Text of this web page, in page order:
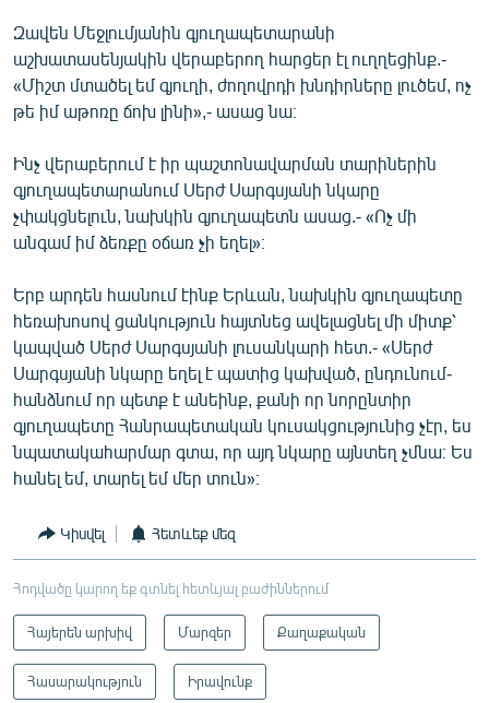
Զավեն Մեջլումյանին գյուղապետարանի
աշխատասենյակին վերաբերող հարցեր էլ ուղղեցինք.-
«Միշտ մտածել եմ գյուղի, ժողովրդի խնդիրները լուծեմ, ոչ
թե իմ աթոռը ճոխ լինի»,- ասաց նա։
Ինչ վերաբերում է իր պաշտոնավարման տարիներին
գյուղապետարանում Սերժ Սարգսյանի նկարը
չփակցնելուն, նախկին գյուղապետն ասաց.- «Ոչ մի
անգամ իմ ձեռքը օճառ չի եղել»։
Երբ արդեն հասնում էինք Երևան, նախկին գյուղապետը
հեռախոսով ցանկություն հայտնեց ավելացնել մի միտք՝
կապված Սերժ Սարգսյանի լուսանկարի հետ.- «Սերժ
Սարգսյանի նկարը եղել է պատից կախված, ընդունում-
հանձնում որ պետք է անեինք, քանի որ նորընտիր
գյուղապետը Հանրապետական կուսակցությունից չէր, ես
նպատակահարմար գտա, որ այդ նկարը այնտեղ չմնա։ Ես
հանել եմ, տարել եմ մեր տուն»։
Կիսվել Հետևեք մեզ
Հոդվածը կարող եք գտնել հետևյալ բաժիններում
Հայերեն արխիվ Մարզեր Քաղաքական
Հասարակություն Իրավունք